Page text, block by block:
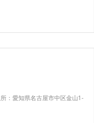
：愛知県名古屋市中区金山1-